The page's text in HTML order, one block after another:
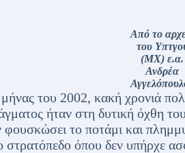
Από το
του
(ΜΧ) ε.α.
Ανδρέα
του 2002, κακή χρονιά
ήταν στη δυτική όχθη
φουσκώσει το ποτάμι και
στρατόπεδο όπου δεν υπήρχε